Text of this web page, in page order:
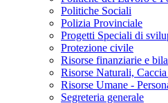
Politiche Sociali
Polizia Provinciale
Progetti Speciali di
Protezione civile
Risorse finanziarie e
Risorse Naturali, Caccia
Risorse Umane -
Segreteria generale